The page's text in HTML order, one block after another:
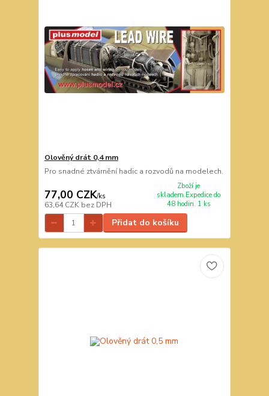
Olověný drát 0,4 mm
Pro snadné ztvárnění hadic a rozvodů na modelech.
77,00 CZK/ks
63,64 CZK bez DPH
Zboží je
skladem.Expedice do
48 hodin. 1 ks
Přidat do košíku